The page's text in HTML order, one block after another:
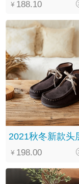
188.10
198.00